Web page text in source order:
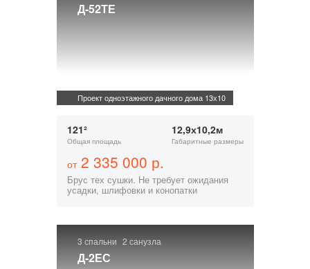
Д-52ТЕ
Проект одноэтажного дачного дома 13х10
121²
Общая площадь
12,9х10,2м
Габаритные размеры
от2 335 000 р.
Брус тех сушки. Не требует ожидания
усадки, шлифовки и конопатки
3 спальни 2 санузла
Д-2ЕС